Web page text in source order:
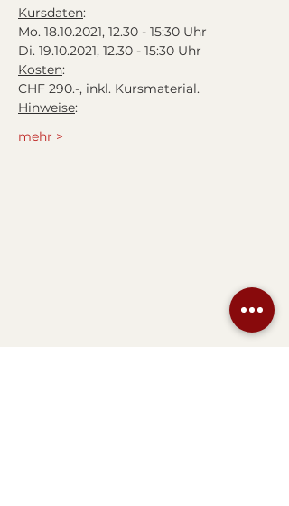
Kursdaten:
Mo. 18.10.2021, 12.30 - 15:30 Uhr
Di. 19.10.2021, 12.30 - 15:30 Uhr
Kosten:
CHF 290.-, inkl. Kursmaterial.
Hinweise:
mehr >